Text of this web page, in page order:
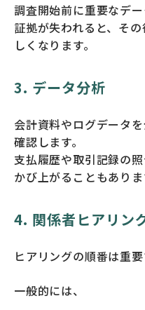
調査開始前に重要なデー
証拠が失われると、そ
しくなります。
3. データ分析
会計資料やログデータ
確認します。
支払履歴や取引記録の
かび上がることもありま
4. 関係者ヒアリン
ヒアリングの順番は重要
一般的には、